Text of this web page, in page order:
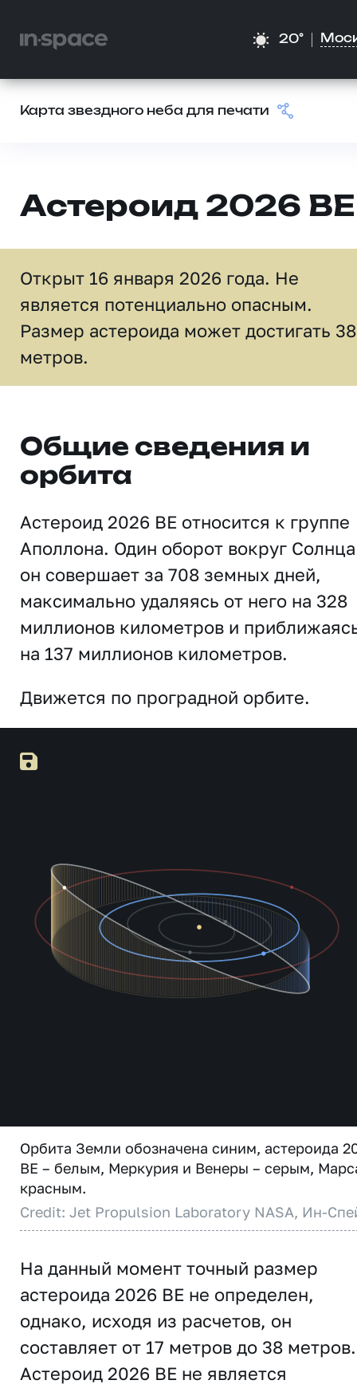
20°
Карта звездного неба для печати
Астероид 2026 BE
Открыт 16 января 2026 года. Не
является потенциально опасным.
Размер астероида может достигать 38
метров.
Общие сведения и
орбита
Астероид 2026 BE относится к группе
Аполлона. Один оборот вокруг Солнца
он совершает за 708 земных дней,
максимально удаляясь от него на 328
миллионов километров и
на 137 миллионов километров.
Движется по проградной орбите.
Орбита Земли обозначена синим, астероида
BE – белым, Меркурия и Венеры – серым,
красным.
Credit: Jet Propulsion Laboratory NASA, Ин-
На данный момент точный размер
астероида 2026 BE не определен,
однако, исходя из расчетов, он
составляет от 17 метров до 38 метров.
Астероид 2026 BE не является